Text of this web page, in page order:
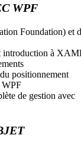
WPF
Foundation) et
introduction à
positionnement
WPF
de gestion avec